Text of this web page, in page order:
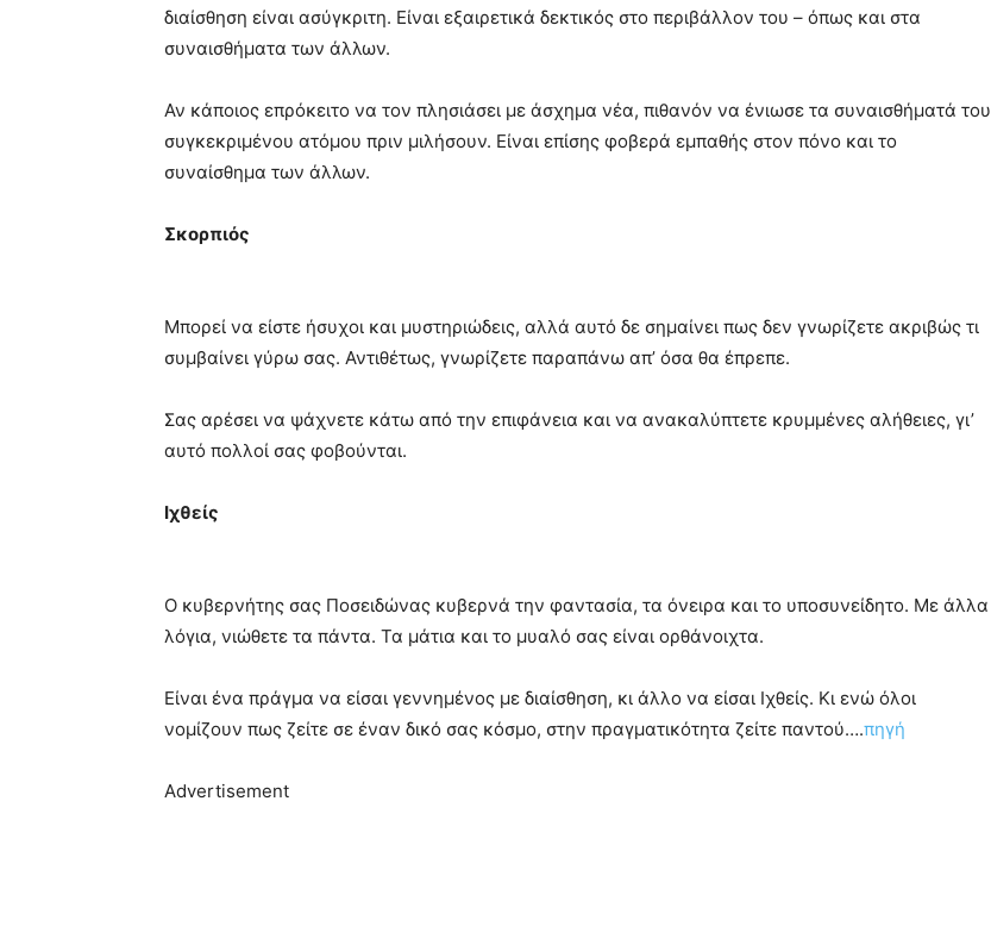
διαίσθηση είναι ασύγκριτη. Είναι εξαιρετικά δεκτικός στο περιβάλλον του – όπως και στα
συναισθήματα των άλλων.
Αν κάποιος επρόκειτο να τον πλησιάσει με άσχημα νέα, πιθανόν να ένιωσε τα συναισθήματά του
συγκεκριμένου ατόμου πριν μιλήσουν. Είναι επίσης φοβερά εμπαθής στον πόνο και το
συναίσθημα των άλλων.
Σκορπιός
Μπορεί να είστε ήσυχοι και μυστηριώδεις, αλλά αυτό δε σημαίνει πως δεν γνωρίζετε ακριβώς τι
συμβαίνει γύρω σας. Αντιθέτως, γνωρίζετε παραπάνω απ’ όσα θα έπρεπε.
Σας αρέσει να ψάχνετε κάτω από την επιφάνεια και να ανακαλύπτετε κρυμμένες αλήθειες, γι’
αυτό πολλοί σας φοβούνται.
Ιχθείς
Ο κυβερνήτης σας Ποσειδώνας κυβερνά την φαντασία, τα όνειρα και το υποσυνείδητο. Με άλλα
λόγια, νιώθετε τα πάντα. Τα μάτια και το μυαλό σας είναι ορθάνοιχτα.
Είναι ένα πράγμα να είσαι γεννημένος με διαίσθηση, κι άλλο να είσαι Ιχθείς. Κι ενώ όλοι
νομίζουν πως ζείτε σε έναν δικό σας κόσμο, στην πραγματικότητα ζείτε παντού….πηγή
Advertisement